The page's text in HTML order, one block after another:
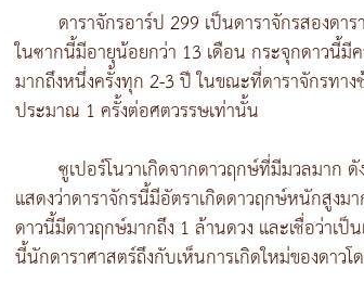
ดาราจักรอาร์ป 299 เป็นดาราจักรสองด
ในซากนี้มีอายุน้อยกว่า 13 เดือน กระจุกดาวนี้มี
มากถึงหนึ่งครั้งทุก 2-3 ปี ในขณะที่ดาราจักรทาง
ประมาณ 1 ครั้งต่อศตวรรษเท่านั้น
ซูเปอร์โนวาเกิดจากดาวฤกษ์ที่มีมวลมาก
แสดงว่าดาราจักรนี้มีอัตราเกิดดาวฤกษ์หนักสูง
ดาวนี้มีดาวฤกษ์มากถึง 1 ล้านดวง และเชื่อว่าเ
นี้นักดาราศาสตร์ถึงกับเห็นการเกิดใหม่ของดาวโ